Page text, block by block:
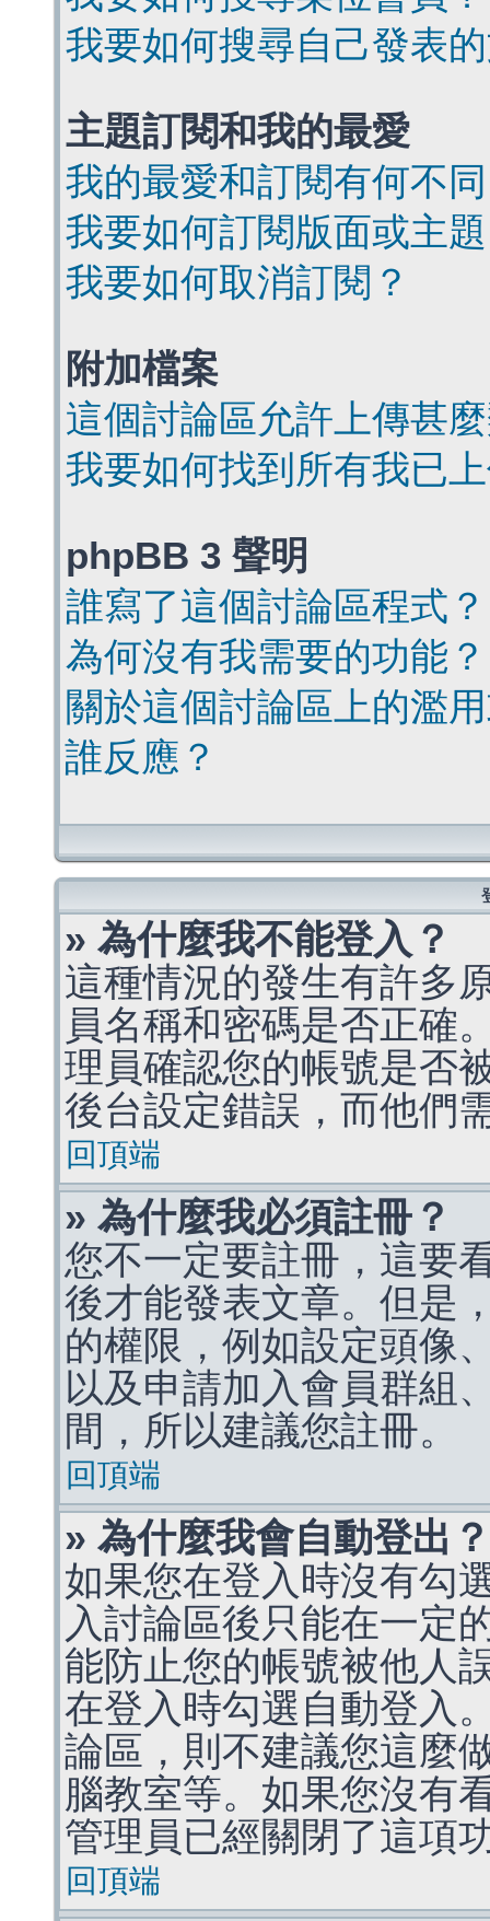
我要如何搜尋自己發表
主題訂閱和我的最愛
我的最愛和訂閱有何不
我要如何訂閱版面或主
我要如何取消訂閱？
附加檔案
這個討論區允許上傳甚
我要如何找到所有我已
phpBB 3 聲明
誰寫了這個討論區程式？
為何沒有我需要的功能？
關於這個討論區上的濫
誰反應？
» 為什麼我不能登入？
這種情況的發生有許多
員名稱和密碼是否正確
理員確認您的帳號是否
後台設定錯誤，而他們
回頂端
» 為什麼我必須註冊？
您不一定要註冊，這要
後才能發表文章。但是
的權限，例如設定頭像
以及申請加入會員群組
間，所以建議您註冊。
回頂端
» 為什麼我會自動登出？
如果您在登入時沒有勾
入討論區後只能在一定
能防止您的帳號被他人
在登入時勾選自動登入
論區，則不建議您這麼
腦教室等。如果您沒有
管理員已經關閉了這項
回頂端